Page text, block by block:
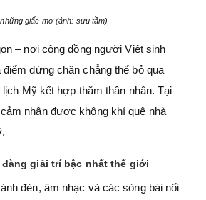
giấc mơ (ảnh: sưu tầm)
– nơi cộng đồng người Việt sinh
điểm dừng chân chẳng thể bỏ qua
Mỹ kết hợp thăm thân nhân. Tại
nhận được không khí quê nhà
đàng giải trí bậc nhất thế giới
đèn, âm nhạc và các sòng bài nổi